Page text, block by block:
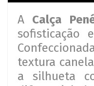
A Calça
sofisticação
textura
a silhueta